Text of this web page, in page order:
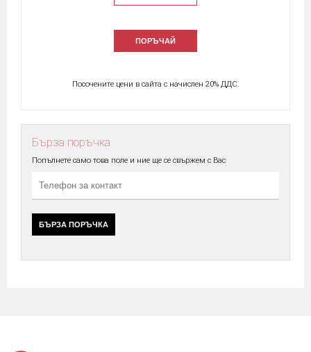
ПОРЪЧАЙ
Посочените цени в сайта с начислен 20% ДДС.
Бърза поръчка
Попълнете само това поле и ние ще се свържем с Вас
БЪРЗА ПОРЪЧКА